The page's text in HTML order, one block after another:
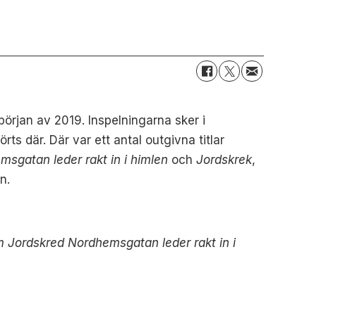
av 2019. Inspelningarna sker i
där. Där var ett antal outgivna titlar
leder rakt in i himlen ochJordskrek,
Nordhemsgatan leder rakt in i